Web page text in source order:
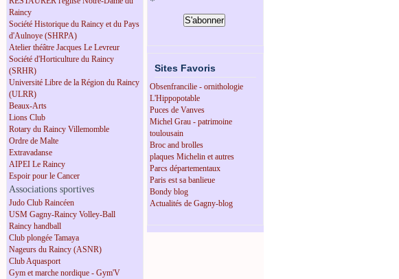
Raincy
Société Historique du Raincy et du Pays
d'Aulnoye (SHRPA)
Atelier théâtre Jacques Le Levreur
Société d'Horticulture du Raincy
(SRHR)
Université Libre de la Région du Raincy
(ULRR)
Beaux-Arts
Lions Club
Rotary du Raincy Villemomble
Ordre de Malte
Extravadanse
AIPEI Le Raincy
Espoir pour le Cancer
Associations sportives
Judo Club Raincéen
USM Gagny-Raincy Volley-Ball
Raincy handball
Club plongée Tamaya
Nageurs du Raincy (ASNR)
Club Aquasport
Gym et marche nordique - Gym'V
Sites Favoris
Obsenfrancilie - ornithologie
L'Hippopotable
Puces de Vanves
Michel Grau - patrimoine
toulousain
Broc and brolles
plaques Michelin et autres
Parcs départementaux
Paris est sa banlieue
Bondy blog
Actualités de Gagny-blog